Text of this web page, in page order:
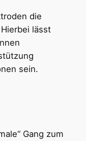
die
lässt
sein.
Gang zum